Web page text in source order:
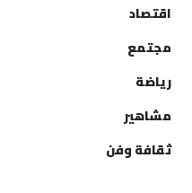
اقتصاد
مجتمع
رياضة
مشاهير
ثقافة وفن